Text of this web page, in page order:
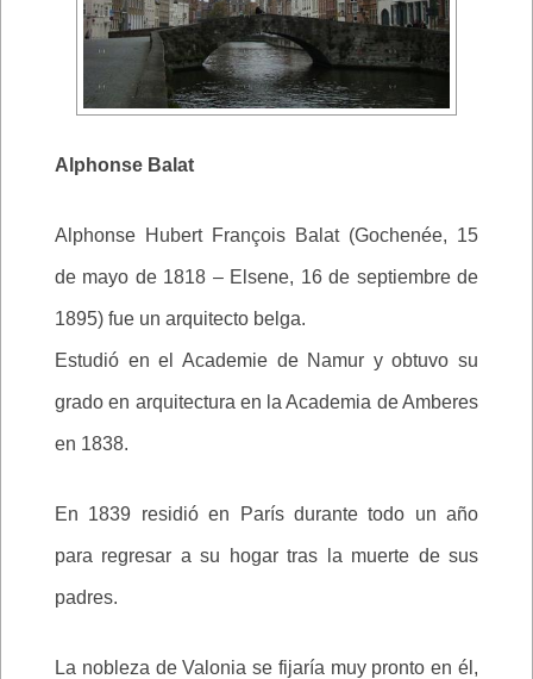
Alphonse Balat
Alphonse Hubert François Balat (Gochenée, 15
de mayo de 1818 – Elsene, 16 de septiembre de
1895) fue un arquitecto belga.
Estudió en el Academie de Namur y obtuvo su
grado en arquitectura en la Academia de Amberes
en 1838.
En 1839 residió en París durante todo un año
para regresar a su hogar tras la muerte de sus
padres.
La nobleza de Valonia se fijaría muy pronto en él,